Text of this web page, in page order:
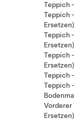
Teppich
Teppich
Ersetzen)
Teppich
Ersetzen)
Teppich
Ersetzen)
Teppich
Teppich
Vorderer
Ersetzen)